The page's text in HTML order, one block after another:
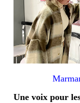
Une voix pour